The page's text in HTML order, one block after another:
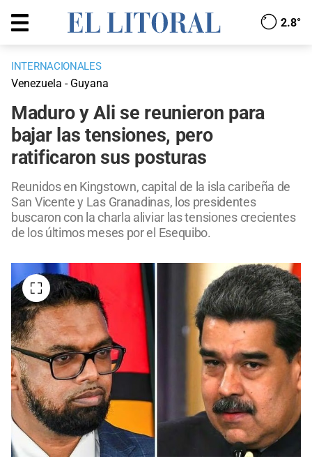
2.8°
INTERNACIONALES
Venezuela - Guyana
Maduro y Ali se reunieron para
bajar las tensiones, pero
ratificaron sus posturas
Reunidos en Kingstown, capital de la isla caribeña de
San Vicente y Las Granadinas, los presidentes
buscaron con la charla aliviar las tensiones crecientes
de los últimos meses por el Esequibo.